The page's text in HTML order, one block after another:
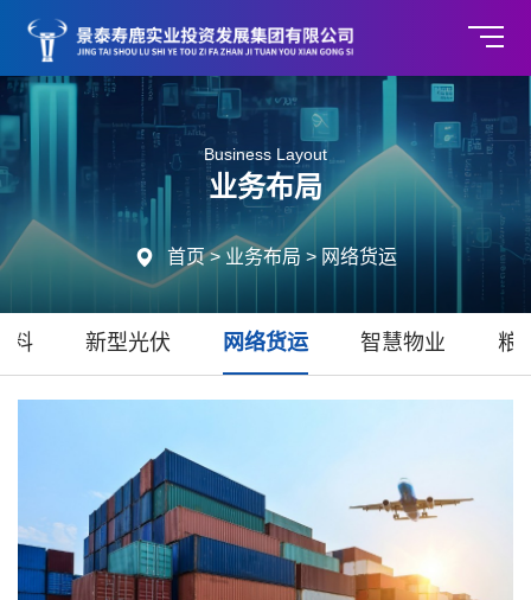
Business Layout
业务布局
 首页 > 业务布局 > 网络货运
料 新型光伏 网络货运 智慧物业 粮